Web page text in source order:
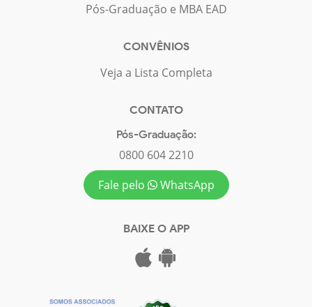
Pós-Graduação e MBA EAD
CONVÊNIOS
Veja a Lista Completa
CONTATO
Pós-Graduação:
0800 604 2210
Fale pelo
WhatsApp
BAIXE O APP